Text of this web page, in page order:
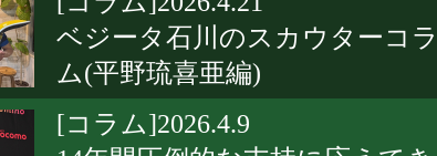
ベジータ石川のスカウターコ
ム(平野琉喜亜編)
[コラム]2026.4.9